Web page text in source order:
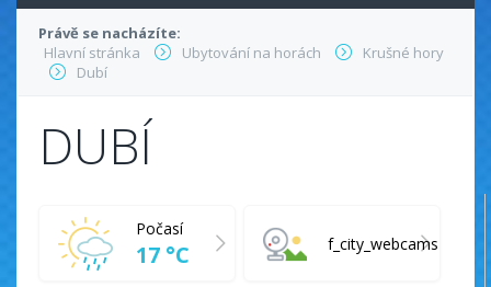
Právě se nacházíte:
Hlavní stránka
Ubytování na horách
Krušné hory
Dubí
DUBÍ
Počasí
17 °C f_city_webcams